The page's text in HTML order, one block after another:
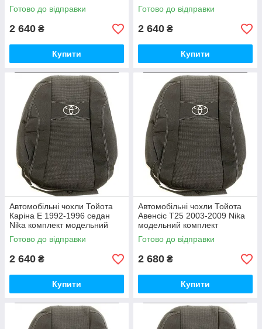
Готово до відправки
2 640 ₴
Купити
Готово до відправки
2 640 ₴
Купити
Автомобільні чохли Тойота
Каріна Е 1992-1996 седан
Nika комплект модельний
Готово до відправки
2 640 ₴
Купити
Автомобільні чохли Тойота
Авенсіс T25 2003-2009 Nika
модельний комплект
Готово до відправки
2 680 ₴
Купити